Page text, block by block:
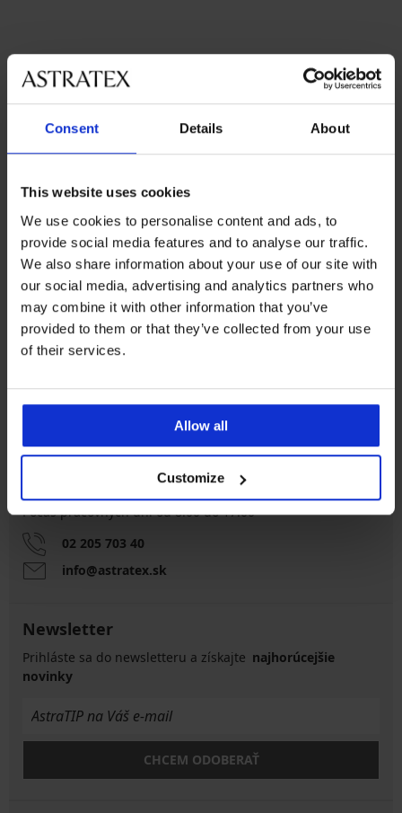
Consent Details About
This website uses cookies
We use cookies to personalise content and ads, to
provide social media features and to analyse our traffic.
We also share information about your use of our site with
our social media, advertising and analytics partners who
may combine it with other information that you’ve
provided to them or that they’ve collected from your use
of their services.
Allow all
Customize
Astratex
Dorina Lupo
viacfarebná
čierna modrá
Najčastejsie vyberané veľkosti
XL
XXL M
8 % z nákupu späť
Výmena a vrátenie
Chytrý sprievodca
Zákaznícka podpora
Počas pracovných dní od 8:00 do 17:00
02 205 703 40
info@astratex.sk
Newsletter
Prihláste sa do newsletteru a získajte najhorúcejšie
novinky
CHCEM ODOBERAŤ